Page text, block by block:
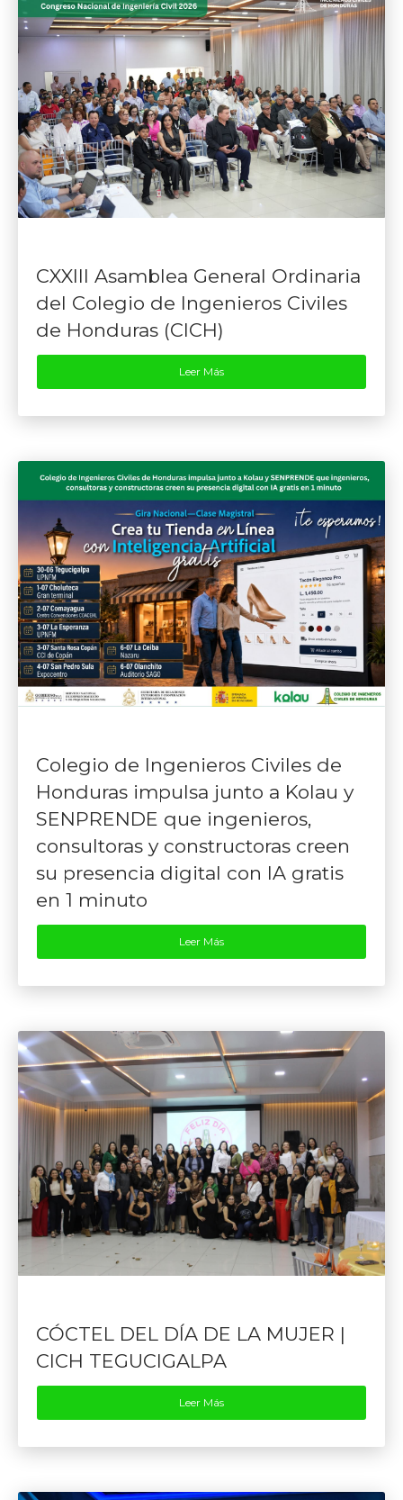
CXXIII Asamblea General Ordinaria
del Colegio de Ingenieros Civiles
de Honduras (CICH)
Leer Más
Colegio de Ingenieros Civiles de
Honduras impulsa junto a Kolau y
SENPRENDE que ingenieros,
consultoras y constructoras creen
su presencia digital con IA gratis
en 1 minuto
Leer Más
CÓCTEL DEL DÍA DE LA MUJER |
CICH TEGUCIGALPA
Leer Más